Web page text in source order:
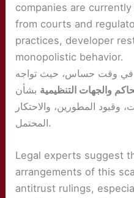
companies are
from courts and
practices, developer
monopolistic behavior.
في وقت حساس، حيث تواجه
والجهات التنظيمية بشأن
وقيود المطورين، والاحتكار
المحتمل.
Legal experts suggest
arrangements of this
antitrust rulings,